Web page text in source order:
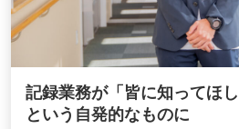
記録業務が「皆に知ってほ
という自発的なものに